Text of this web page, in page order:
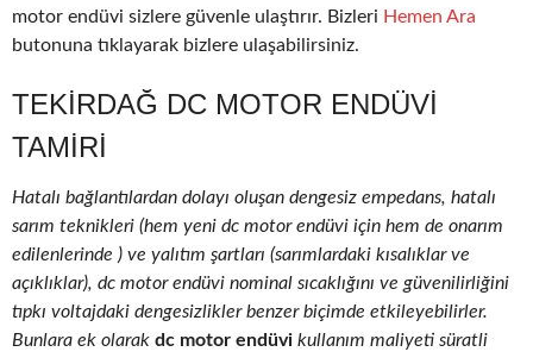
motor endüvi sizlere güvenle ulaştırır. Bizleri Hemen Ara
butonuna tıklayarak bizlere ulaşabilirsiniz.
TEKIRDAĞ DC MOTOR ENDÜVI
TAMIRI
Hatalı bağlantılardan dolayı oluşan dengesiz empedans, hatalı
sarım teknikleri (hem yeni dc motor endüvi için hem de onarım
edilenlerinde ) ve yalıtım şartları (sarımlardaki kısalıklar ve
açıklıklar), dc motor endüvi nominal sıcaklığını ve güvenilirliğini
tıpkı voltajdaki dengesizlikler benzer biçimde etkileyebilirler.
Bunlara ek olarak dc motor endüvi kullanım maliyeti süratli